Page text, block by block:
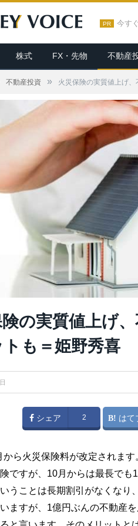
PR 今す
株式 FX・先物 不動産
不動産投資 » 火災保険の実質値上げ
の実質値上げ
トも＝姫野秀喜
シェア 2 はて
から火災保険料が改定されま
ですが、10月からは最長で
うことは長期割引がなくなり
ますが、1億円ぶんの不動産